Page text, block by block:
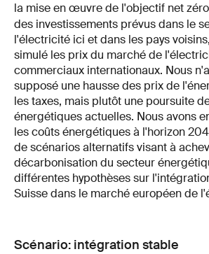
la mise en œuvre de l'objectif net
des investissements prévus dans le
l'électricité ici et dans les pays
simulé les prix du marché de
commerciaux internationaux. Nous
supposé une hausse des prix de
les taxes, mais plutôt une poursuite
énergétiques actuelles. Nous avons
les coûts énergétiques à l'horizon
de scénarios alternatifs visant à
décarbonisation du secteur
différentes hypothèses sur
Suisse dans le marché européen de
Scénario: intégration stable